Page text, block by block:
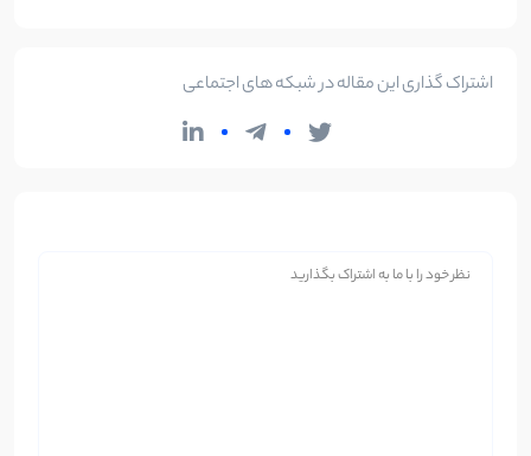
اشتراک گذاری این مقاله در شبکه های اجتماعی